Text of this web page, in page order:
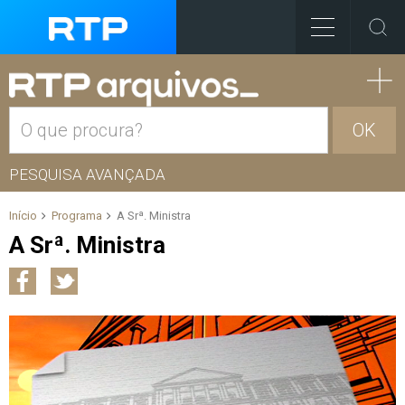
OK
PESQUISA AVANÇADA
Início Programa A Srª. Ministra
A Srª. Ministra